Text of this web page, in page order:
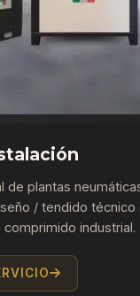
de plantas
/ tendido técnico
comprimido industrial.